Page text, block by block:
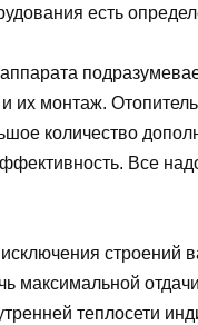
есть
их монтаж.
количество
Все
строений
максимальной
теплосети